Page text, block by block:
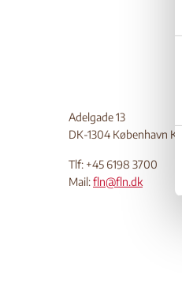
k
v
Adelgade 13
DK-1304 København K
Tlf: +45 6198 3700
Mail:fln@fln.dk